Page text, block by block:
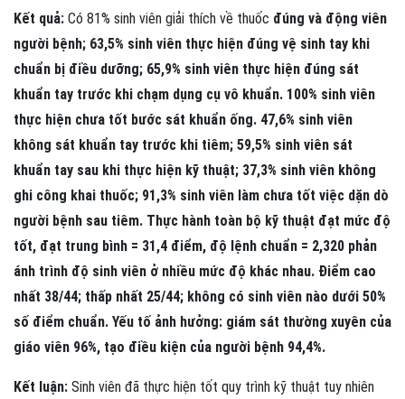
Kết quả: Có 81% sinh viên giải thích về thuốc đúng và động viên
người bệnh; 63,5% sinh viên thực hiện đúng vệ sinh tay khi
chuẩn bị điều dưỡng; 65,9% sinh viên thực hiện đúng sát
khuẩn tay trước khi chạm dụng cụ vô khuẩn. 100% sinh viên
thực hiện chưa tốt bước sát khuẩn ống. 47,6% sinh viên
không sát khuẩn tay trước khi tiêm; 59,5% sinh viên sát
khuẩn tay sau khi thực hiện kỹ thuật; 37,3% sinh viên không
ghi công khai thuốc; 91,3% sinh viên làm chưa tốt việc dặn dò
người bệnh sau tiêm. Thực hành toàn bộ kỹ thuật đạt mức độ
tốt, đạt trung bình = 31,4 điểm, độ lệnh chuẩn = 2,320 phản
ánh trình độ sinh viên ở nhiều mức độ khác nhau. Điểm cao
nhất 38/44; thấp nhất 25/44; không có sinh viên nào dưới 50%
số điểm chuẩn. Yếu tố ảnh hưởng: giám sát thường xuyên của
giáo viên 96%, tạo điều kiện của người bệnh 94,4%.
Kết luận: Sinh viên đã thực hiện tốt quy trình kỹ thuật tuy nhiên